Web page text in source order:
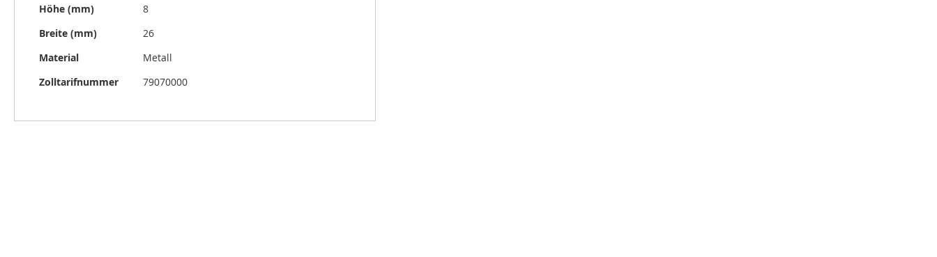
Höhe (mm)
8
Breite (mm)
26
Material
Metall
Zolltarifnummer
79070000